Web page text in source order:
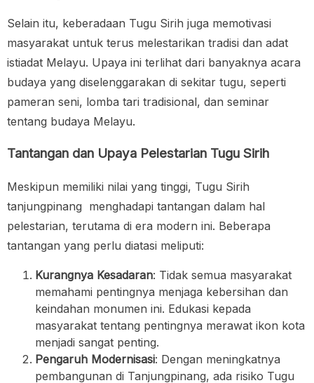
Selain itu, keberadaan Tugu Sirih juga memotivasi
masyarakat untuk terus melestarikan tradisi dan adat
istiadat Melayu. Upaya ini terlihat dari banyaknya acara
budaya yang diselenggarakan di sekitar tugu, seperti
pameran seni, lomba tari tradisional, dan seminar
tentang budaya Melayu.
Tantangan dan Upaya Pelestarian Tugu Sirih
Meskipun memiliki nilai yang tinggi, Tugu Sirih
tanjungpinang menghadapi tantangan dalam hal
pelestarian, terutama di era modern ini. Beberapa
tantangan yang perlu diatasi meliputi:
Kurangnya Kesadaran: Tidak semua masyarakat
memahami pentingnya menjaga kebersihan dan
keindahan monumen ini. Edukasi kepada
masyarakat tentang pentingnya merawat ikon kota
menjadi sangat penting.
Pengaruh Modernisasi: Dengan meningkatnya
pembangunan di Tanjungpinang, ada risiko Tugu